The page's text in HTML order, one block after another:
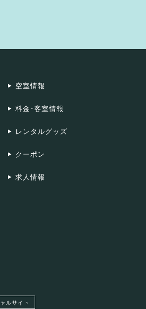
空室情報
料金･客室情報
レンタルグッズ
クーポン
求人情報
ルサイト